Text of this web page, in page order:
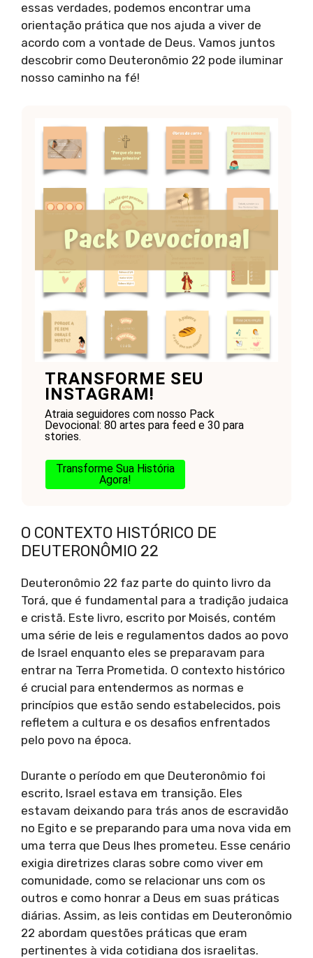
essas verdades, podemos encontrar uma
orientação prática que nos ajuda a viver de
acordo com a vontade de Deus. Vamos juntos
descobrir como Deuteronômio 22 pode iluminar
nosso caminho na fé!
TRANSFORME SEU
INSTAGRAM!
Atraia seguidores com nosso Pack
Devocional: 80 artes para feed e 30 para
stories.
Transforme Sua História
Agora!
O CONTEXTO HISTÓRICO DE
DEUTERONÔMIO 22
Deuteronômio 22 faz parte do quinto livro da
Torá, que é fundamental para a tradição judaica
e cristã. Este livro, escrito por Moisés, contém
uma série de leis e regulamentos dados ao povo
de Israel enquanto eles se preparavam para
entrar na Terra Prometida. O contexto histórico
é crucial para entendermos as normas e
princípios que estão sendo estabelecidos, pois
refletem a cultura e os desafios enfrentados
pelo povo na época.
Durante o período em que Deuteronômio foi
escrito, Israel estava em transição. Eles
estavam deixando para trás anos de escravidão
no Egito e se preparando para uma nova vida em
uma terra que Deus lhes prometeu. Esse cenário
exigia diretrizes claras sobre como viver em
comunidade, como se relacionar uns com os
outros e como honrar a Deus em suas práticas
diárias. Assim, as leis contidas em Deuteronômio
22 abordam questões práticas que eram
pertinentes à vida cotidiana dos israelitas.